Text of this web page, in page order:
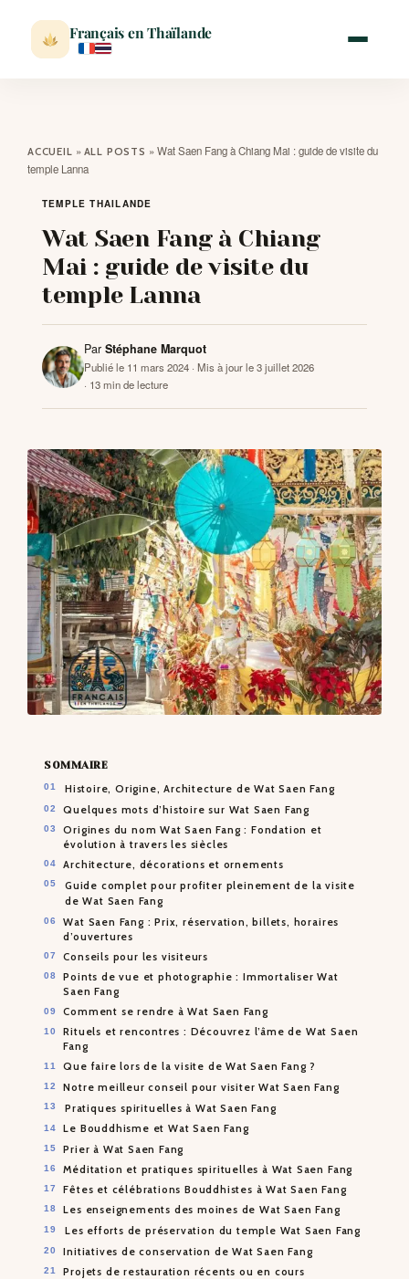
Français en Thaïlande
VISITER
MÉTÉO
EXPATRIATION
BLOG
CONTACTS
ACCUEIL » ALL POSTS » Wat Saen Fang à Chiang Mai : guide de visite du
temple Lanna
TEMPLE THAILANDE
Wat Saen Fang à Chiang
Mai : guide de visite du
temple Lanna
Par Stéphane Marquot
Publié le 11 mars 2024 · Mis à jour le 3 juillet 2026
· 13 min de lecture
SOMMAIRE
Histoire, Origine, Architecture de Wat Saen Fang
Quelques mots d’histoire sur Wat Saen Fang
Origines du nom Wat Saen Fang : Fondation et
évolution à travers les siècles
Architecture, décorations et ornements
Guide complet pour profiter pleinement de la visite
de Wat Saen Fang
Wat Saen Fang : Prix, réservation, billets, horaires
d’ouvertures
Conseils pour les visiteurs
Points de vue et photographie : Immortaliser Wat
Saen Fang
Comment se rendre à Wat Saen Fang
Rituels et rencontres : Découvrez l’âme de Wat Saen
Fang
Que faire lors de la visite de Wat Saen Fang ?
Notre meilleur conseil pour visiter Wat Saen Fang
Pratiques spirituelles à Wat Saen Fang
Le Bouddhisme et Wat Saen Fang
Prier à Wat Saen Fang
Méditation et pratiques spirituelles à Wat Saen Fang
Fêtes et célébrations Bouddhistes à Wat Saen Fang
Les enseignements des moines de Wat Saen Fang
Les efforts de préservation du temple Wat Saen Fang
Initiatives de conservation de Wat Saen Fang
Projets de restauration récents ou en cours